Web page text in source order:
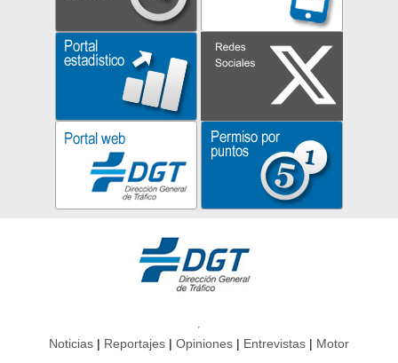
Noticias Reportajes Opiniones Entrevistas Motor